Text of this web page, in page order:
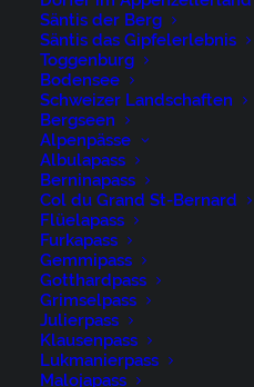
Säntis der Berg
Säntis das Gipfelerlebnis
Toggenburg
Bodensee
Schweizer Landschaften
Bergseen
Alpenpässe
Albulapass
Berninapass
Col du Grand St-Bernard
Flüelapass
Furkapass
Gemmipass
Gotthardpass
Grimselpass
Julierpass
Klausenpass
Lukmanierpass
Malojapass
Arbeiter
People on
Arbeiter, Art,
Geschäftsleitung,
People, Personen,
Porträt, Portät